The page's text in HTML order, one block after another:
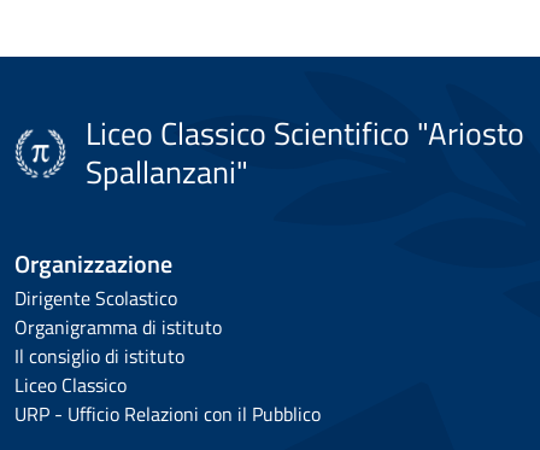
Liceo Classico Scientifico "Ariosto
Spallanzani"
Organizzazione
Dirigente Scolastico
Organigramma di istituto
Il consiglio di istituto
Liceo Classico
URP - Ufficio Relazioni con il Pubblico